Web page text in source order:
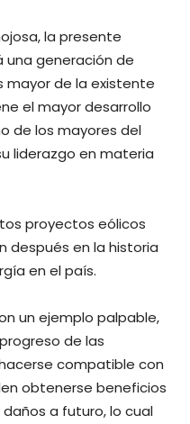
la presente
generación de
mayor de la existente
el mayor desarrollo
de los mayores del
liderazgo en materia
proyectos eólicos
después en la historia
en el país.
un ejemplo palpable,
de las
compatible con
obtenerse beneficios
a futuro, lo cual